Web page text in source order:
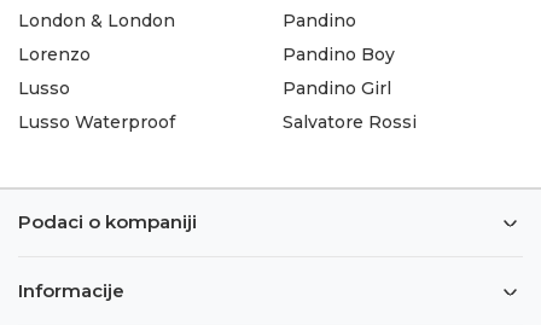
London & London
Lorenzo
Lusso
Lusso Waterproof
Pandino
Pandino Boy
Pandino Girl
Salvatore Rossi
Podaci o kompaniji
Informacije